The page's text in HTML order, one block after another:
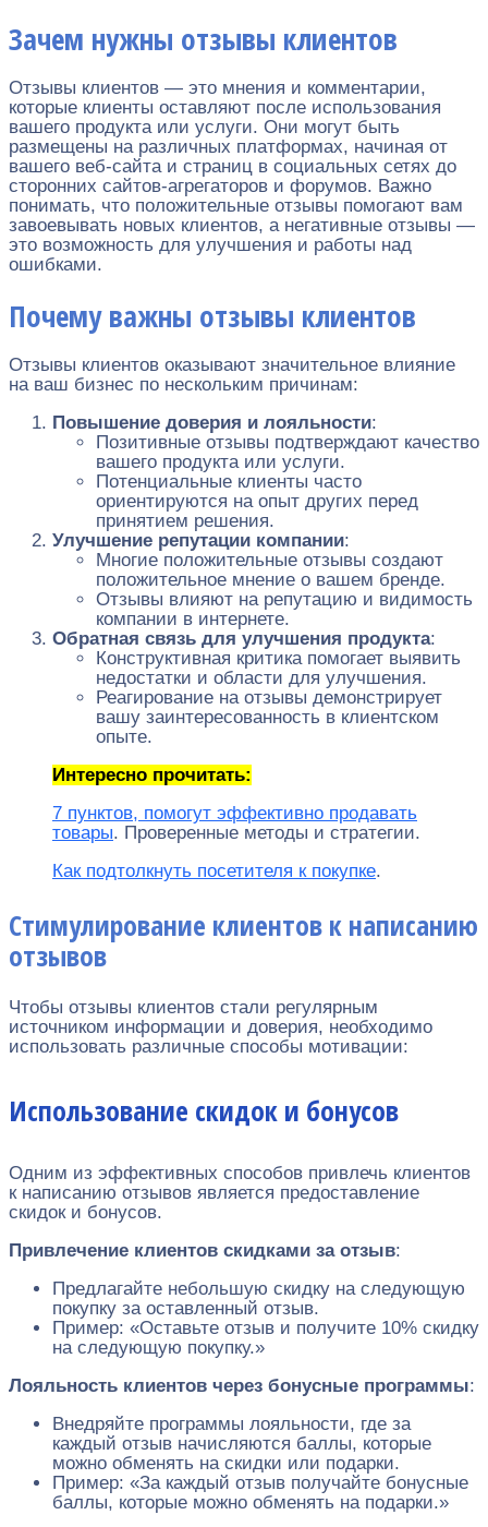
Зачем нужны отзывы клиентов
Отзывы клиентов — это мнения и комментарии,
которые клиенты оставляют после использования
вашего продукта или услуги. Они могут быть
размещены на различных платформах, начиная от
вашего веб-сайта и страниц в социальных сетях до
сторонних сайтов-агрегаторов и форумов. Важно
понимать, что положительные отзывы помогают вам
завоевывать новых клиентов, а негативные отзывы —
это возможность для улучшения и работы над
ошибками.
Почему важны отзывы клиентов
Отзывы клиентов оказывают значительное влияние
на ваш бизнес по нескольким причинам:
Повышение доверия и лояльности:
Позитивные отзывы подтверждают качество
вашего продукта или услуги.
Потенциальные клиенты часто
ориентируются на опыт других перед
принятием решения.
Улучшение репутации компании:
Многие положительные отзывы создают
положительное мнение о вашем бренде.
Отзывы влияют на репутацию и видимость
компании в интернете.
Обратная связь для улучшения продукта:
Конструктивная критика помогает выявить
недостатки и области для улучшения.
Реагирование на отзывы демонстрирует
вашу заинтересованность в клиентском
опыте.
Интересно прочитать:
7 пунктов, помогут эффективно продавать
товары. Проверенные методы и стратегии.
Как подтолкнуть посетителя к покупке.
Стимулирование клиентов к написанию
отзывов
Чтобы отзывы клиентов стали регулярным
источником информации и доверия, необходимо
использовать различные способы мотивации:
Использование скидок и бонусов
Одним из эффективных способов привлечь клиентов
к написанию отзывов является предоставление
скидок и бонусов.
Привлечение клиентов скидками за отзыв:
Предлагайте небольшую скидку на следующую
покупку за оставленный отзыв.
Пример: «Оставьте отзыв и получите 10% скидку
на следующую покупку.»
Лояльность клиентов через бонусные программы:
Внедряйте программы лояльности, где за
каждый отзыв начисляются баллы, которые
можно обменять на скидки или подарки.
Пример: «За каждый отзыв получайте бонусные
баллы, которые можно обменять на подарки.»